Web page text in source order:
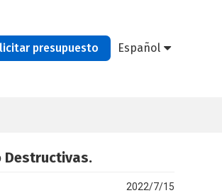
presupuesto Español
Destructivas.
2022/7/15